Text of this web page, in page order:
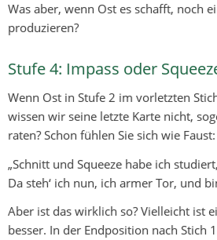
Was aber, wenn Ost es schafft, noch
produzieren?
Stufe 4: Impass oder
Wenn Ost in Stufe 2 im vorletzten
wissen wir seine letzte Karte nicht,
raten? Schon fühlen Sie sich wie Faust:
„Schnitt und Squeeze habe ich
Da steh‘ ich nun, ich armer Tor, und
Aber ist das wirklich so? Vielleicht ist
besser. In der Endposition nach Stich